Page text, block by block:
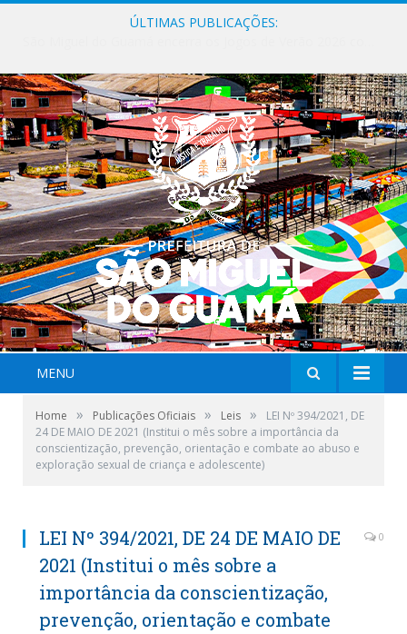
ÚLTIMAS PUBLICAÇÕES:
MENU
Home » Publicações Oficiais » Leis »
LEI Nº 394/2021, DE
24 DE MAIO DE 2021 (Institui o mês sobre a importância da
conscientização, prevenção, orientação e combate ao abuso e
exploração sexual de criança e adolescente)
LEI Nº 394/2021, DE 24 DE MAIO DE
2021 (Institui o mês sobre a
importância da conscientização,
prevenção, orientação e combate
0